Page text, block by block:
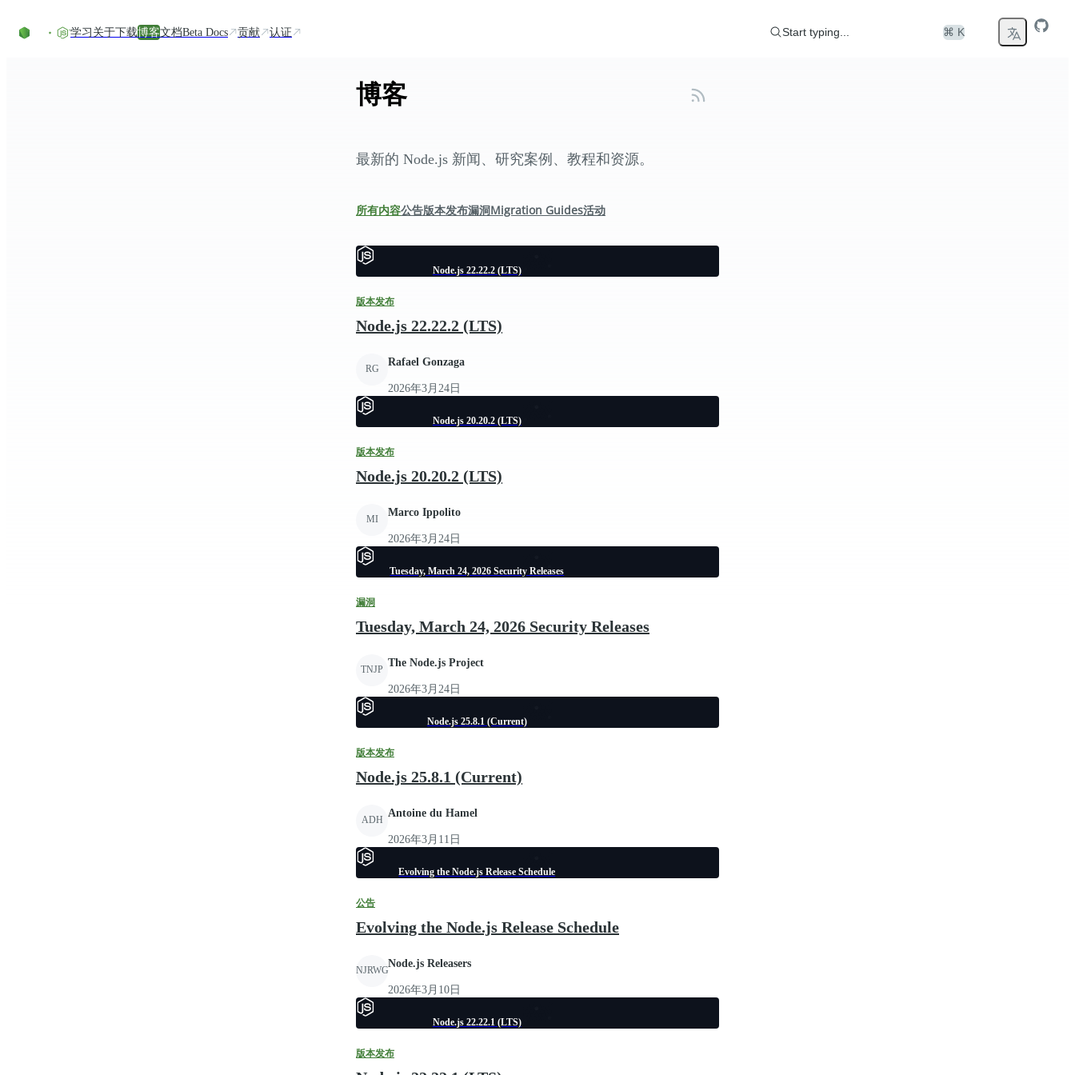
学习 关于下载博客文档Beta Docs 贡献 认证 Start typing... ⌘ K
博客
最新的 Node.js 新闻、研究案例、教程和资源。
所有内容公告版本发布漏洞Migration Guides活动
Node.js 22.22.2 (LTS)
版本发布
Node.js 22.22.2 (LTS)
RG
Rafael Gonzaga
2026年3月24日
Node.js 20.20.2 (LTS)
版本发布
Node.js 20.20.2 (LTS)
MI
Marco Ippolito
2026年3月24日
Tuesday, March 24, 2026 Security Releases
漏洞
Tuesday, March 24, 2026 Security Releases
TNJP
The Node.js Project
2026年3月24日
Node.js 25.8.1 (Current)
版本发布
Node.js 25.8.1 (Current)
ADH
Antoine du Hamel
2026年3月11日
Evolving the Node.js Release Schedule
公告
Evolving the Node.js Release Schedule
NJRWG
Node.js Releasers
2026年3月10日
Node.js 22.22.1 (LTS)
版本发布